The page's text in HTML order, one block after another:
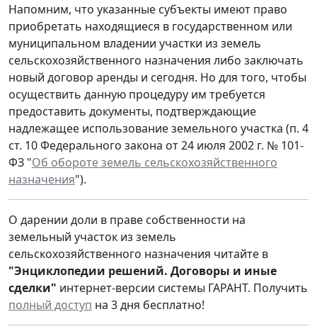
Напомним, что указанные субъекты имеют право
приобретать находящиеся в государственном или
муниципальном владении участки из земель
сельскохозяйственного назначения либо заключать
новый договор аренды и сегодня. Но для того, чтобы
осуществить данную процедуру им требуется
предоставить документы, подтверждающие
надлежащее использование земельного участка (п. 4
ст. 10 Федерального закона от 24 июля 2002 г. № 101-
ФЗ "Об обороте земель сельскохозяйственного
назначения").
О дарении доли в праве собственности на
земельный участок из земель
сельскохозяйственного назначения читайте в
"Энциклопедии решений. Договоры и иные
сделки" интернет-версии системы ГАРАНТ. Получить
полный доступ на 3 дня бесплатно!